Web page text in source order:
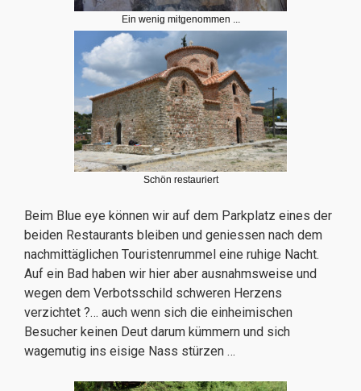
Ein wenig mitgenommen ...
Schön restauriert
Beim Blue eye können wir auf dem Parkplatz eines der
beiden Restaurants bleiben und geniessen nach dem
nachmittäglichen Touristenrummel eine ruhige Nacht.
Auf ein Bad haben wir hier aber ausnahmsweise und
wegen dem Verbotsschild schweren Herzens
verzichtet ?… auch wenn sich die einheimischen
Besucher keinen Deut darum kümmern und sich
wagemutig ins eisige Nass stürzen …